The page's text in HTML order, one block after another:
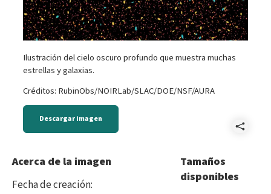
Ilustración del cielo oscuro profundo que muestra muchas
estrellas y galaxias.
Créditos: RubinObs/NOIRLab/SLAC/DOE/NSF/AURA
Descargar imagen
Acerca de la imagen
Fecha de creación:
Tamaños
disponibles